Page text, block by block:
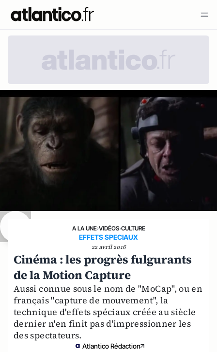
A LA UNE›VIDÉOS›CULTURE
EFFETS SPECIAUX
22 avril 2016
Cinéma : les progrès fulgurants
de la Motion Capture
Aussi connue sous le nom de "MoCap", ou en
français "capture de mouvement", la
technique d'effets spéciaux créée au siècle
dernier n'en finit pas d'impressionner les
des spectateurs.
Atlantico Rédaction